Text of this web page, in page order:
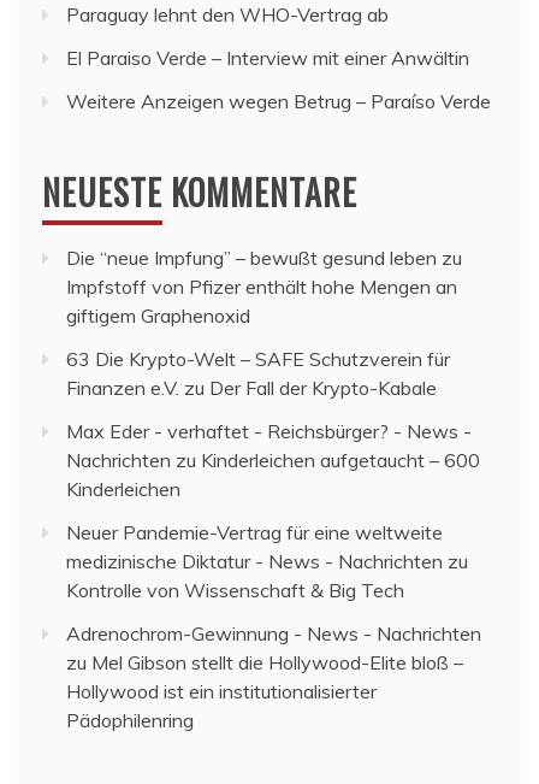
Paraguay lehnt den WHO-Vertrag ab
El Paraiso Verde – Interview mit einer Anwältin
Weitere Anzeigen wegen Betrug – Paraíso Verde
NEUESTE KOMMENTARE
Die “neue Impfung” – bewußt gesund leben zu
Impfstoff von Pfizer enthält hohe Mengen an
giftigem Graphenoxid
63 Die Krypto-Welt – SAFE Schutzverein für
Finanzen e.V. zu Der Fall der Krypto-Kabale
Max Eder - verhaftet - Reichsbürger? - News -
Nachrichten zu Kinderleichen aufgetaucht – 600
Kinderleichen
Neuer Pandemie-Vertrag für eine weltweite
medizinische Diktatur - News - Nachrichten zu
Kontrolle von Wissenschaft & Big Tech
Adrenochrom-Gewinnung - News - Nachrichten
zu Mel Gibson stellt die Hollywood-Elite bloß –
Hollywood ist ein institutionalisierter
Pädophilenring